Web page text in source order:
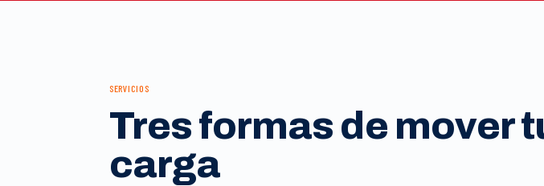
SERVICIOS
Tres formas de mover
carga